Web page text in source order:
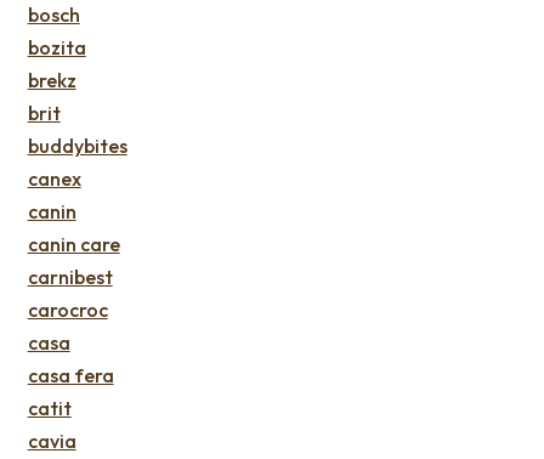
bosch
bozita
brekz
brit
buddybites
canex
canin
canin care
carnibest
carocroc
casa
casa fera
catit
cavia